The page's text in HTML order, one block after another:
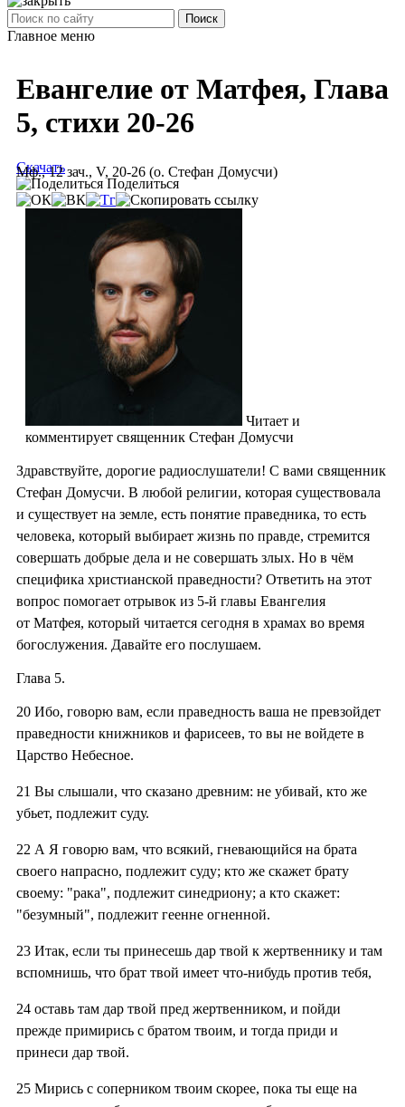
Поиск
Главное меню
Евангелие от Матфея, Глава
5, стихи 20-26
Мф., 12 зач., V, 20-26 (о. Стефан Домусчи)
Скачать
Поделиться
Читает и
комментирует священник Стефан Домусчи
Здравствуйте, дорогие радиослушатели! С вами священник
Стефан Домусчи. В любой религии, которая существовала
и существует на земле, есть понятие праведника, то есть
человека, который выбирает жизнь по правде, стремится
совершать добрые дела и не совершать злых. Но в чём
специфика христианской праведности? Ответить на этот
вопрос помогает отрывок из 5-й главы Евангелия
от Матфея, который читается сегодня в храмах во время
богослужения. Давайте его послушаем.
Глава 5.
20 Ибо, говорю вам, если праведность ваша не превзойдет
праведности книжников и фарисеев, то вы не войдете в
Царство Небесное.
21 Вы слышали, что сказано древним: не убивай, кто же
убьет, подлежит суду.
22 А Я говорю вам, что всякий, гневающийся на брата
своего напрасно, подлежит суду; кто же скажет брату
своему: "рака", подлежит синедриону; а кто скажет:
"безумный", подлежит геенне огненной.
23 Итак, если ты принесешь дар твой к жертвеннику и там
вспомнишь, что брат твой имеет что-нибудь против тебя,
24 оставь там дар твой пред жертвенником, и пойди
прежде примирись с братом твоим, и тогда приди и
принеси дар твой.
25 Мирись с соперником твоим скорее, пока ты еще на